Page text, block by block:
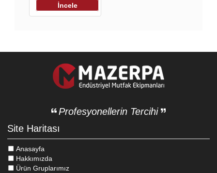
İncele
Profesyonellerin Tercihi
Site Haritası
Anasayfa
Hakkımızda
Ürün Gruplarımız